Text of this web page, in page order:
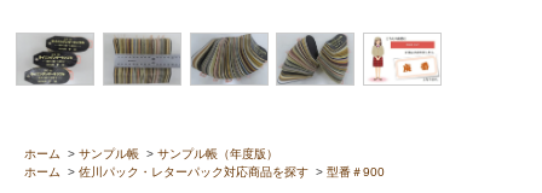
ホーム > サンプル帳 > サンプル帳（年度版）
ホーム
> 佐川パック・レターパック対応商品を探す > 型番＃900